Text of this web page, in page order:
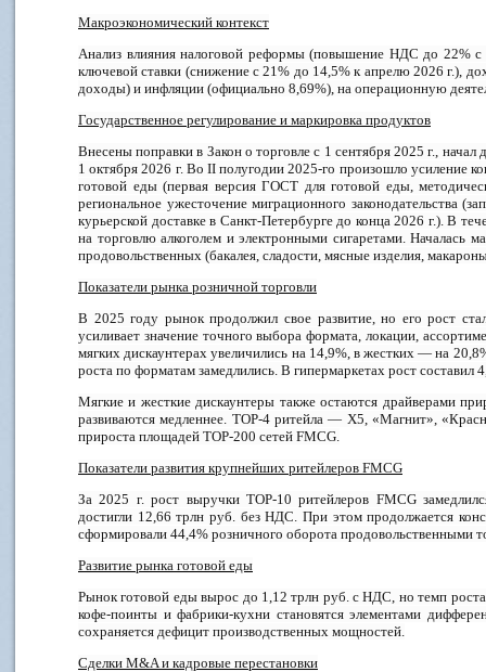
Макроэкономический контекст
Анализ влияния налоговой реформы (повышение НДС до 22%
ключевой ставки (снижение с 21% до 14,5% к апрелю 2026 г.),
доходы) и инфляции (официально 8,69%), на операционную
Государственное регулирование и маркировка продуктов
Внесены поправки в Закон о торговле с 1 сентября 2025 г., начал
1 октября 2026 г. Во II полугодии 2025-го произошло усиление
готовой еды (первая версия ГОСТ для готовой еды,
региональное ужесточение миграционного законодательства
курьерской доставке в Санкт-Петербурге до конца 2026 г.). В
на торговлю алкоголем и электронными сигаретами. Началась
продовольственных (бакалея, сладости, мясные изделия,
Показатели рынка розничной торговли
В 2025 году рынок продолжил свое развитие, но его рост
усиливает значение точного выбора формата, локации,
мягких дискаунтерах увеличились на 14,9%, в жестких — на
роста по форматам замедлились. В гипермаркетах рост
Мягкие и жесткие дискаунтеры также остаются драйверами
развиваются медленнее. TOP-4 ритейла — X5, «Магнит»,
прироста площадей TOP-200 сетей FMCG.
Показатели развития крупнейших ритейлеров FMCG
За 2025 г. рост выручки ТОР-10 ритейлеров FMCG
достигли 12,66 трлн руб. без НДС. При этом продолжается
сформировали 44,4% розничного оборота продовольственными
Развитие рынка готовой еды
Рынок готовой еды вырос до 1,12 трлн руб. с НДС, но темп
кофе-поинты и фабрики-кухни становятся элементами
сохраняется дефицит производственных мощностей.
Сделки M&A и кадровые перестановки